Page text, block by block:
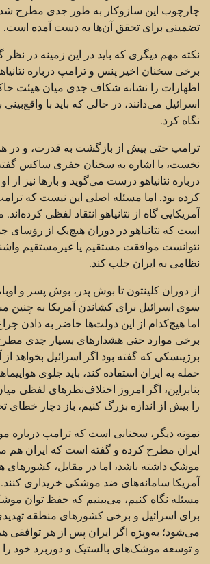
چارچوب این سازوکار به طور جدی مطرح
تضمینی برای تحقق آن‌ها به دست آمده است.
نکته مهم دیگری که باید در این زمینه در
برخی سخنان اخیر پنس و ترامپ درباره
اظهارات را نشانه شکاف جدی میان هیئت
اسرائیل می‌دانند، در حالی که باید با
نگاه کرد.
ترامپ حتی پیش از بازگشت به قدرت، و در
نخست، با اشاره به سخنان جفری ساکس
درباره نتانیاهو درست می‌گوید و بارها نیز از او
کرده بود. اما مسئله اصلی این نیست که
آمریکایی گاه از نتانیاهو انتقاد لفظی
است که نتانیاهو در دوران هیچ‌یک از رؤسای
نتوانست موافقت مستقیم یا غیرمستقیم
نظامی به ایران جلب کند.
از دوران کلینتون تا بوش پدر، بوش پسر و
سوی اسرائیل برای کشاندن آمریکا به
اما هیچ‌کدام از این دولت‌ها حاضر به دادن
برخی موارد حتی هشدارهای بسیار جدی
برژینسکی که گفته بود اگر اسرائیل بخواهد
حمله به ایران استفاده کند، باید جلوی
بنابراین، اگر امروز اختلاف‌نظرهای لفظی میان
را بیش از اندازه بزرگ کنیم، باز دچار خطای
نمونه دیگر، سخنانی است که ترامپ درباره
ایران مطرح کرده و گفته است که ایران هم
موشک داشته باشد، اما در مقابل، کشورهای
آمریکا سامانه‌های ضد موشکی خریداری کنند.
مسئله نگاه کنیم، می‌بینیم که حفظ توان
برای اسرائیل و برخی کشورهای منطقه
می‌شود؛ به‌ویژه اگر ایران پس از هر توافقی
و توسعه موشک‌های بالستیک و دوربرد خود را